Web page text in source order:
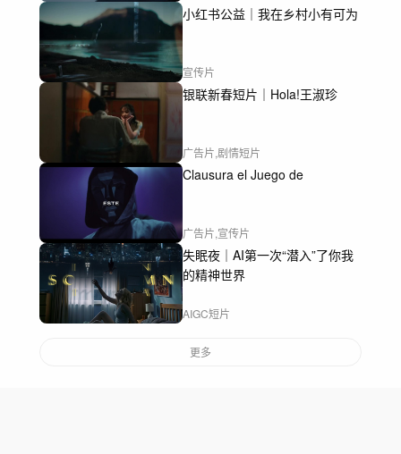
小红书公益｜我在乡村小有可为
宣传片
银联新春短片｜Hola!王淑珍
广告片,剧情短片
Clausura el Juego de
广告片,宣传片
失眠夜｜AI第一次“潜入”了你我
的精神世界
AIGC短片
更多